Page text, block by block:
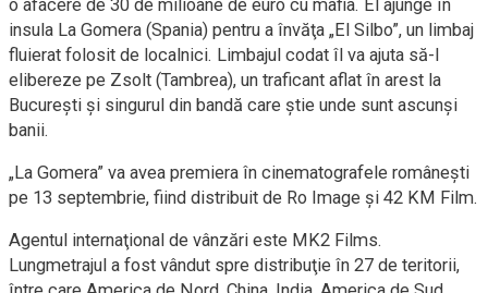
o afacere de 30 de milioane de euro cu mafia. El ajunge în
insula La Gomera (Spania) pentru a învăţa „El Silbo”, un limbaj
fluierat folosit de localnici. Limbajul codat îl va ajuta să-l
elibereze pe Zsolt (Tambrea), un traficant aflat în arest la
Bucureşti şi singurul din bandă care ştie unde sunt ascunşi
banii.
„La Gomera” va avea premiera în cinematografele româneşti
pe 13 septembrie, fiind distribuit de Ro Image şi 42 KM Film.
Agentul internaţional de vânzări este MK2 Films.
Lungmetrajul a fost vândut spre distribuţie în 27 de teritorii,